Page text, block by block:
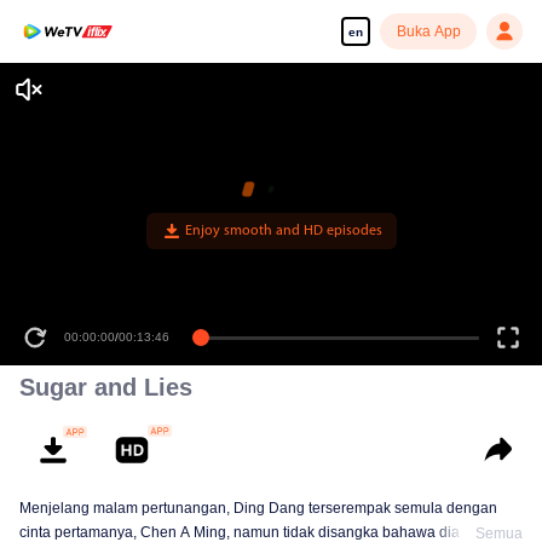
en Buka App
Enjoy smooth and HD episodes
00:00:00/00:13:46
Sugar and Lies
Menjelang malam pertunangan, Ding Dang terserempak semula dengan
cinta pertamanya, Chen A Ming, namun tidak disangka bahawa dia kiniSemua